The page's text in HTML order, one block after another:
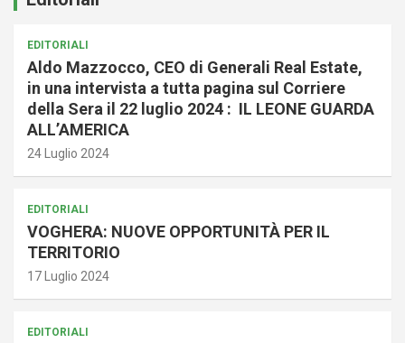
EDITORIALI
Aldo Mazzocco, CEO di Generali Real Estate,
in una intervista a tutta pagina sul Corriere
della Sera il 22 luglio 2024 : IL LEONE GUARDA
ALL’AMERICA
24 Luglio 2024
EDITORIALI
VOGHERA: NUOVE OPPORTUNITÀ PER IL
TERRITORIO
17 Luglio 2024
EDITORIALI